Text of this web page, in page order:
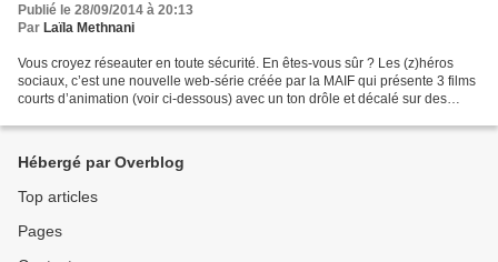
Publié le 28/09/2014 à 20:13
Par Laïla Methnani
Vous croyez réseauter en toute sécurité. En êtes-vous sûr ? Les (z)héros
sociaux, c’est une nouvelle web-série créée par la MAIF qui présente 3 films
courts d’animation (voir ci-dessous) avec un ton drôle et décalé sur des
Hébergé par Overblog
Top articles
Pages